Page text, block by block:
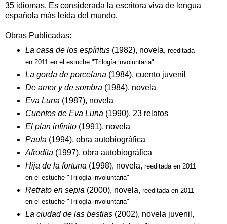
35 idiomas. Es considerada la escritora viva de lengua
española más leída del mundo.
Obras Publicadas:
La casa de los espíritus(1982), novela, reeditada
en 2011 en el estuche "Trilogía involuntaria"
La gorda de porcelana (1984), cuento juvenil
De amor y de sombra (1984), novela
Eva Luna (1987), novela
Cuentos de Eva Luna(1990), 23 relatos
El plan infinito(1991), novela
Paula (1994), obra autobiográfica
Afrodita (1997), obra autobiográfica
Hija de la fortuna (1998), novela, reeditada en 2011
en el estuche "Trilogía involuntaria"
Retrato en sepia (2000), novela, reeditada en 2011
en el estuche "Trilogía involuntaria"
La ciudad de las bestias(2002), novela juvenil,